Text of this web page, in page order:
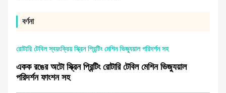
বর্ণনা
রোটারি টেবিল স্বয়ংক্রিয় স্ক্রিন প্রিন্টিং মেশিন ভিজ্যুয়াল পরিদর্শন সহ
একক রঙের অটো স্ক্রিন প্রিন্টিং রোটারি টেবিল মেশিন ভিজ্যুয়াল
পরিদর্শন ফাংশন সহ